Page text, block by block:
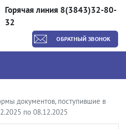
Горячая линия 8(3843)32-80-
32
ОБРАТНЫЙ ЗВОНОК
документов, поступившие в
по 08.12.2025